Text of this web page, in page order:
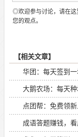
◎欢迎参与讨论，请在这
您的观点。
【相关文章】
华团：每天签到一
大鹅农场：每天种
点团帮：免费领
成语答题赚钱，看